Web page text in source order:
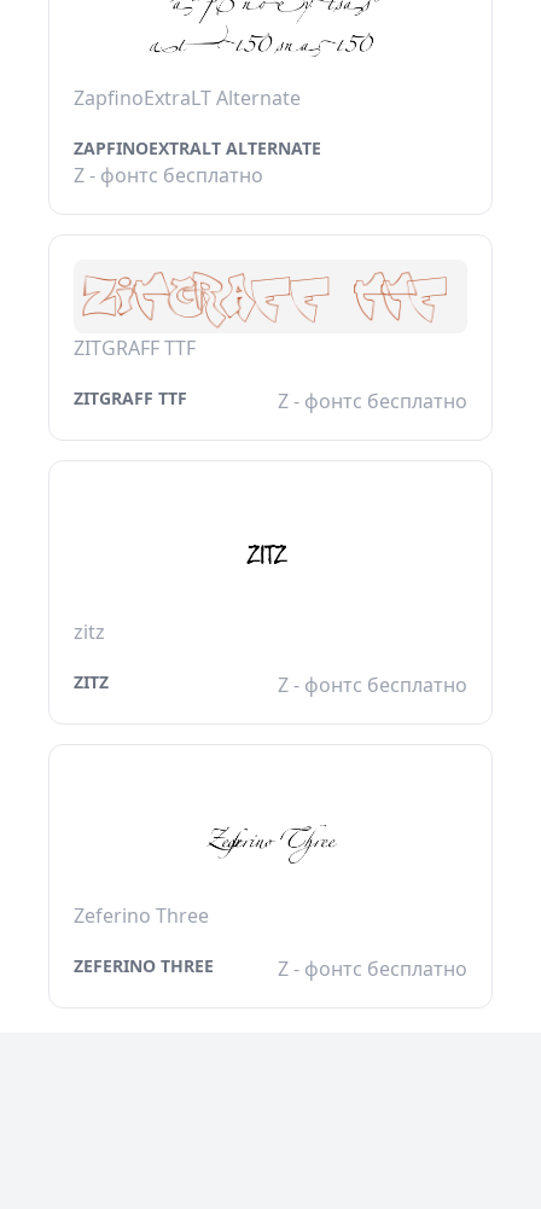
ZapfinoExtraLT Alternate
ZAPFINOEXTRALT ALTERNATE
Z - фонтс бесплатно
ZITGRAFF TTF
ZITGRAFF TTF Z - фонтс бесплатно
zitz
ZITZ Z - фонтс бесплатно
Zeferino Three
ZEFERINO THREE Z - фонтс бесплатно